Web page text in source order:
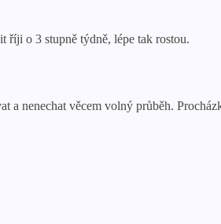
říji o 3 stupně týdně, lépe tak rostou.
a nenechat věcem volný průběh.